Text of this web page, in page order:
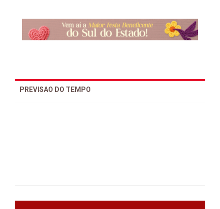
PREVISAO DO TEMPO